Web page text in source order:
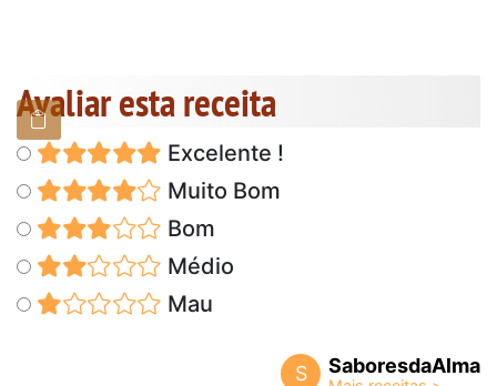
Avaliar esta receita
Excelente !
Muito Bom
Bom
Médio
Mau
S SaboresdaAlma